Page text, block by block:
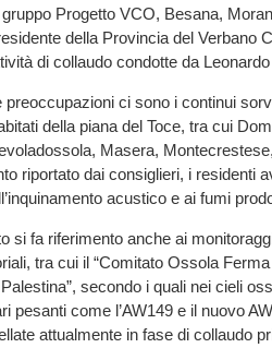
Progetto VCO, Besana,
della Provincia del Verbano
di collaudo condotte da
preoccupazioni ci sono i continui
della piana del Toce, tra cui
Masera,
riportato dai consiglieri, i residenti
acustico e ai fumi
si fa riferimento anche ai
tra cui il “Comitato Ossola
secondo i quali nei cieli
pesanti come l’AW149 e il nuovo
attualmente in fase di collaudo